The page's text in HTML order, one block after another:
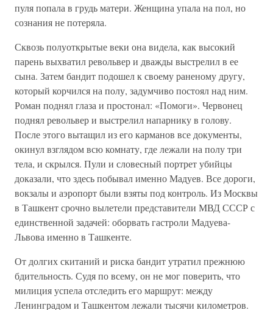
пуля попала в грудь матери. Женщина упала на пол, но
сознания не потеряла.
Сквозь полуоткрытые веки она видела, как высокий
парень выхватил револьвер и дважды выстрелил в ее
сына. Затем бандит подошел к своему раненому другу,
который корчился на полу, задумчиво постоял над ним.
Роман поднял глаза и простонал: «Помоги». Червонец
поднял револьвер и выстрелил напарнику в голову.
После этого вытащил из его карманов все документы,
окинул взглядом всю комнату, где лежали на полу три
тела, и скрылся. Пули и словесный портрет убийцы
доказали, что здесь побывал именно Мадуев. Все дороги,
вокзалы и аэропорт были взяты под контроль. Из Москвы
в Ташкент срочно вылетели представители МВД СССР с
единственной задачей: оборвать гастроли Мадуева-
Львова именно в Ташкенте.
От долгих скитаний и риска бандит утратил прежнюю
бдительность. Судя по всему, он не мог поверить, что
милиция успела отследить его маршрут: между
Ленинградом и Ташкентом лежали тысячи километров.